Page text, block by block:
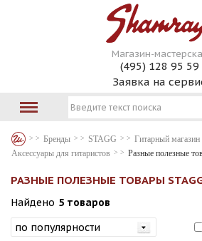
Магазин-
(495) 128 95 59
Заявка на
Бренды STAGG
Гитарный магазин
Аксессуары для гитаристов
Разные полезные
РАЗНЫЕ ПОЛЕЗНЫЕ ТОВАРЫ
Найдено 5 товаров